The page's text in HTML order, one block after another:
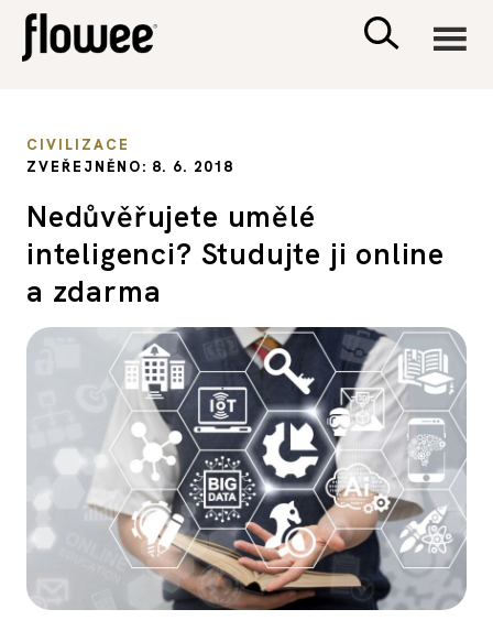
PSYCHOLOGIE
SEX A VZTAHY
PORADNA
CIVILIZACE
ZVEŘEJNĚNO: 8. 6. 2018
Nedůvěřujete umělé
inteligenci? Studujte ji online
a zdarma